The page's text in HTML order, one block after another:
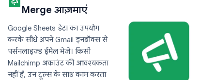
Merge आज़माएं
Google Sheets डेटा का उपयोग
करके सीधे अपने Gmail इनबॉक्स से
पर्सनलाइज्ड ईमेल भेजें। किसी
Mailchimp अकाउंट की आवश्यकता
नहीं है, उन टूल्स के साथ काम करता